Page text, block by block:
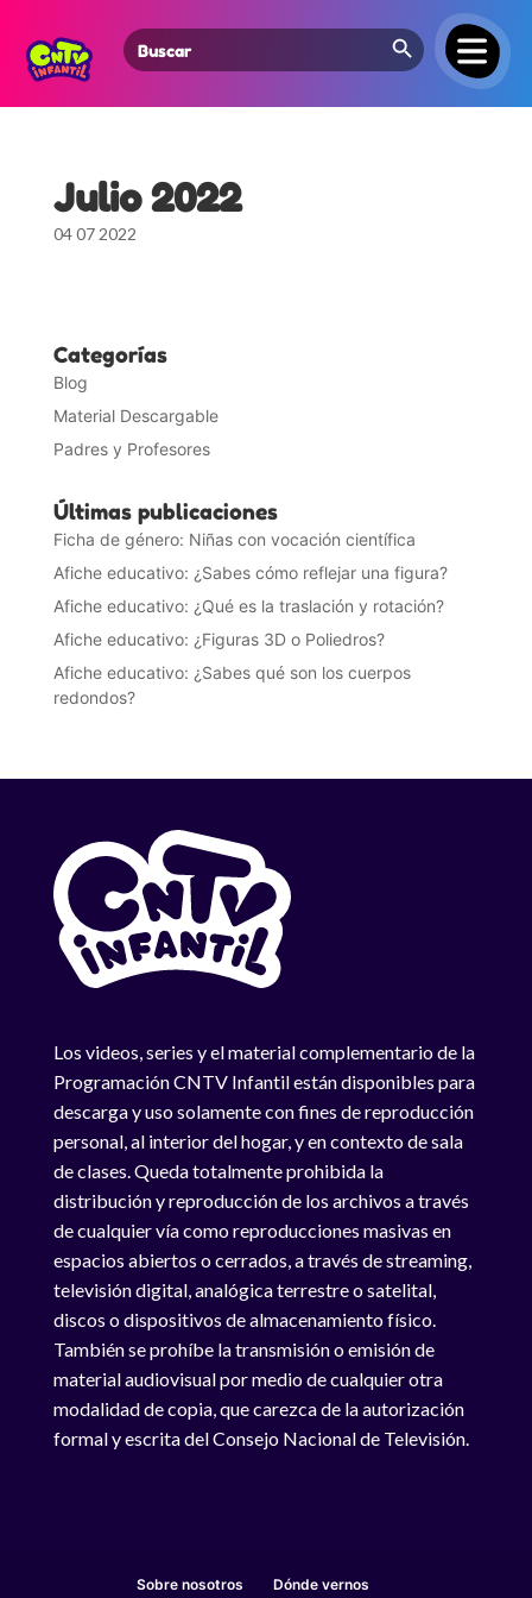
Search
for:
Search Button
Julio 2022
04 07 2022
Categorías
Blog
Material Descargable
Padres y Profesores
Últimas publicaciones
Ficha de género: Niñas con vocación científica
Afiche educativo: ¿Sabes cómo reflejar una figura?
Afiche educativo: ¿Qué es la traslación y rotación?
Afiche educativo: ¿Figuras 3D o Poliedros?
Afiche educativo: ¿Sabes qué son los cuerpos
redondos?
Los videos, series y el material complementario de la
Programación CNTV Infantil están disponibles para
descarga y uso solamente con fines de reproducción
personal, al interior del hogar, y en contexto de sala
de clases. Queda totalmente prohibida la
distribución y reproducción de los archivos a través
de cualquier vía como reproducciones masivas en
espacios abiertos o cerrados, a través de streaming,
televisión digital, analógica terrestre o satelital,
discos o dispositivos de almacenamiento físico.
También se prohíbe la transmisión o emisión de
material audiovisual por medio de cualquier otra
modalidad de copia, que carezca de la autorización
formal y escrita del Consejo Nacional de Televisión.
Sobre nosotros Dónde vernos